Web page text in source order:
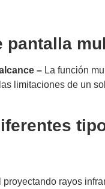
– La función
limitaciones de un
rayos